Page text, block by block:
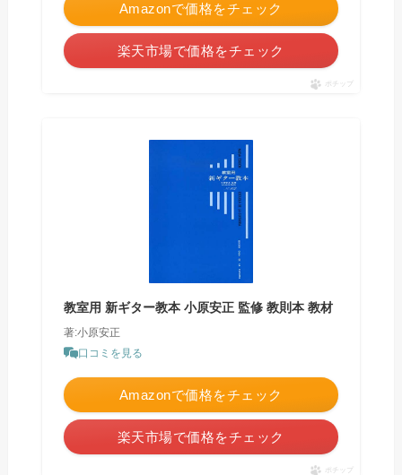
Amazonで価格をチェック
楽天市場で価格をチェック
ポチップ
教室用 新ギター教本 小原安正 監修 教則本 教材
著:小原安正
口コミを見る
Amazonで価格をチェック
楽天市場で価格をチェック
ポチップ